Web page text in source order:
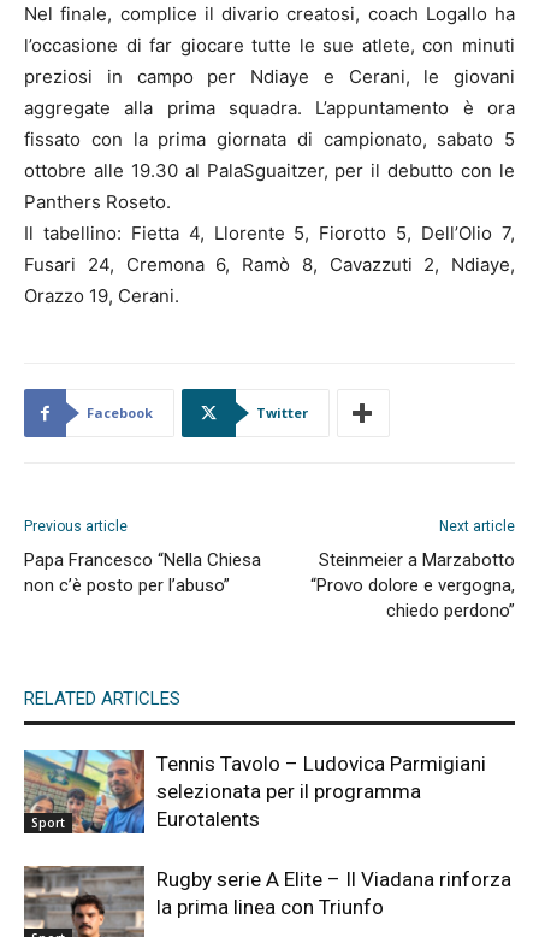
Nel finale, complice il divario creatosi, coach Logallo ha
l’occasione di far giocare tutte le sue atlete, con minuti
preziosi in campo per Ndiaye e Cerani, le giovani
aggregate alla prima squadra. L’appuntamento è ora
fissato con la prima giornata di campionato, sabato 5
ottobre alle 19.30 al PalaSguaitzer, per il debutto con le
Panthers Roseto.
Il tabellino: Fietta 4, Llorente 5, Fiorotto 5, Dell’Olio 7,
Fusari 24, Cremona 6, Ramò 8, Cavazzuti 2, Ndiaye,
Orazzo 19, Cerani.
Facebook Twitter
Previous article
Papa Francesco “Nella Chiesa
non c’è posto per l’abuso”
Next article
Steinmeier a Marzabotto
“Provo dolore e vergogna,
chiedo perdono”
RELATED ARTICLES
Sport
Tennis Tavolo – Ludovica Parmigiani
selezionata per il programma
Eurotalents
Rugby serie A Elite – Il Viadana rinforza
la prima linea con Triunfo